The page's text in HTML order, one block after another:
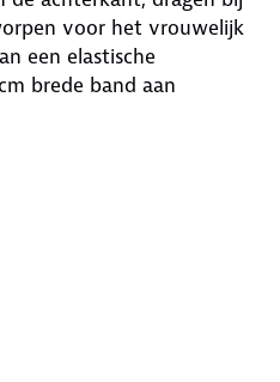
voor het vrouwelijk
een elastische
brede band aan